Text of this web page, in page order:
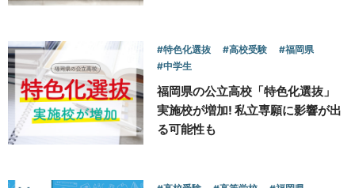
#特色化選抜 #高校受験
#福岡県
#中学生
福岡県の公立高校「特色化選抜」
実施校が増加! 私立専願に影響が出
る可能性も